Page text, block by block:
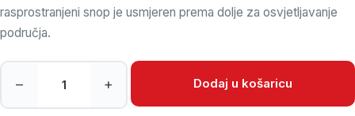
rasprostranjeni snop je usmjeren prema dolje za osvjetljavanje
područja.
Svjetiljka Survivor PIVOT ATEX 325 Lm, 12/230V količina
– + Dodaj u košaricu